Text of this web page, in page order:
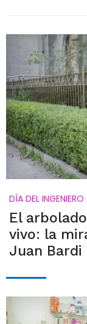
DÍA DEL
El
vivo: la
Juan Bardi